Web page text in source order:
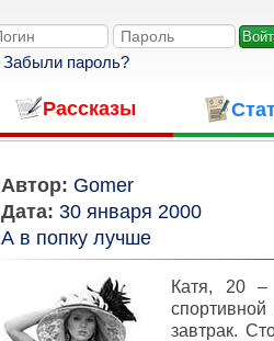
Забыли пароль?
Рассказы
Автор: Gomer
Дата: 30 января 2000
А в попку лучше
Катя, 20 –
завтрак.